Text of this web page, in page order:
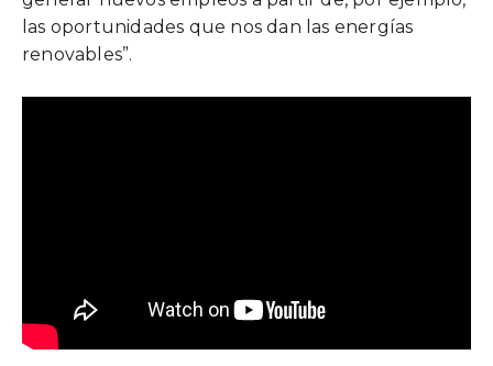
las oportunidades que nos dan las energías
renovables”.